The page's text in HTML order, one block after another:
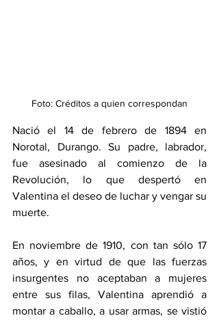
Foto: Créditos a quien correspondan
Nació el 14 de febrero de 1894 en
Norotal, Durango. Su padre, labrador,
fue asesinado al comienzo de la
Revolución, lo que despertó en
Valentina el deseo de luchar y vengar su
muerte.
En noviembre de 1910, con tan sólo 17
años, y en virtud de que las fuerzas
insurgentes no aceptaban a mujeres
entre sus filas, Valentina aprendió a
montar a caballo, a usar armas, se vistió